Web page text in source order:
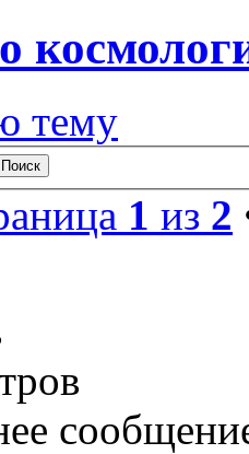
тему
1 из 2